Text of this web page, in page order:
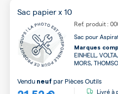
Sac papier x 10
Ref. produit :
Sac pour
Marques
EINHELL,
MORS,
Vendu neuf par Pièces Outils
Livré à